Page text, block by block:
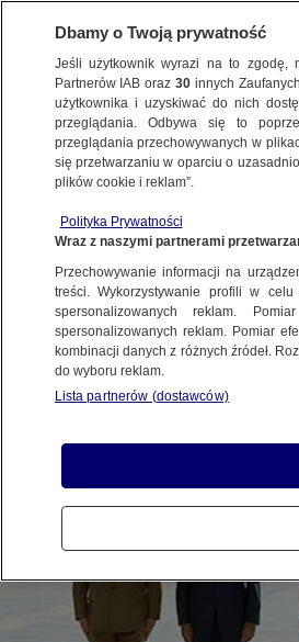
WARSZAWA
NAJNOWSZE
Nieznanego Żołnierza
31.07.2012, 12:29
Udostępnij
Dbamy o Twoją prywatność
Jeśli użytkownik wyrazi na to zgodę,
Partnerów IAB oraz30 innych
użytkownika i uzyskiwać do nich
przeglądania. Odbywa się to
przeglądania przechowywanych w
się przetwarzaniu w oparciu o
plików cookie i reklam”.
Polityka Prywatności
Wraz z naszymi partnerami
Przechowywanie informacji na
treści. Wykorzystywanie profili w
spersonalizowanych reklam.
spersonalizowanych reklam. Pomiar
kombinacji danych z różnych źródeł.
do wyboru reklam.
Lista partnerów (dostawców)